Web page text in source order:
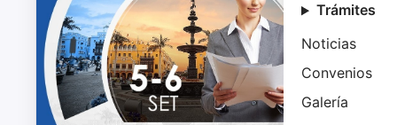
Trámites
Noticias
Convenios
Galería